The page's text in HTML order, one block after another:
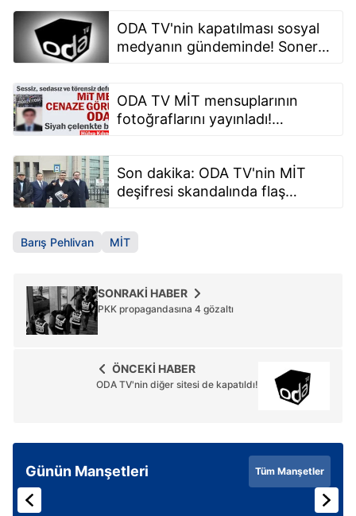
ODA TV'nin kapatılması sosyal
medyanın gündeminde! Soner
ODA TV MİT mensuplarının
fotoğraflarını yayınladı!
arkadaşlarına ulaşacak!
Son dakika: ODA TV'nin MİT
deşifresi skandalında flaş
vermek üzere adliyeye geldi
Barış Pehlivan MİT
SONRAKİ HABER
PKK propagandasına 4 gözaltı
ÖNCEKİ HABER
ODA TV'nin diğer sitesi de kapatıldı!
Günün Manşetleri Tüm Manşetler